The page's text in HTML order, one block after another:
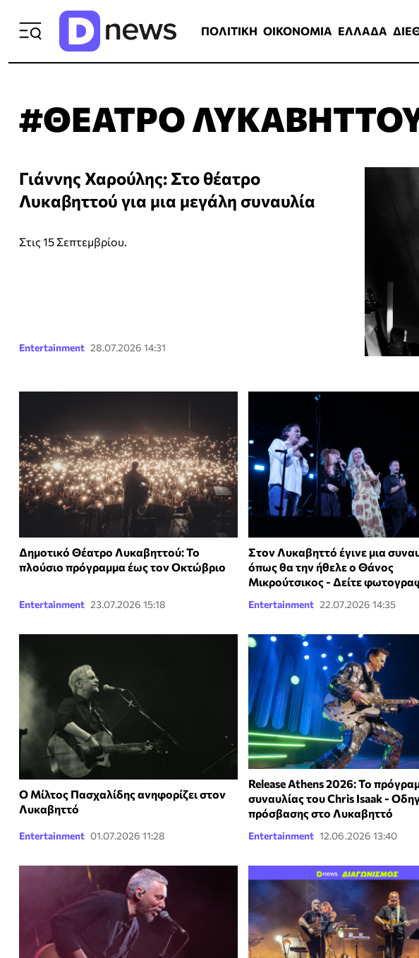
ΠΟΛΙΤΙΚΗ ΟΙΚΟΝΟΜΙΑ ΕΛΛΑΔΑ
#ΘΕΑΤΡΟ
Γιάννης Χαρούλης: Στο θέατρο
Λυκαβηττού για μια μεγάλη συναυλία
Στις 15 Σεπτεμβρίου.
Entertainment 28.07.2026 14:31
Δημοτικό Θέατρο Λυκαβηττού: To
πλούσιο πρόγραμμα έως τον Οκτώβριο
Entertainment 23.07.2026 15:18
Στον Λυκαβηττό έγινε μια
όπως θα την ήθελε ο Θάνος
Μικρούτσικος - Δείτε
Entertainment 22.07.2026 14:35
Ο Μίλτος Πασχαλίδης ανηφορίζει στον
Λυκαβηττό
Entertainment 01.07.2026 11:28
Release Athens 2026: Το
συναυλίας του Chris Isaak -
πρόσβασης στο Λυκαβηττό
Entertainment 12.06.2026 13:40